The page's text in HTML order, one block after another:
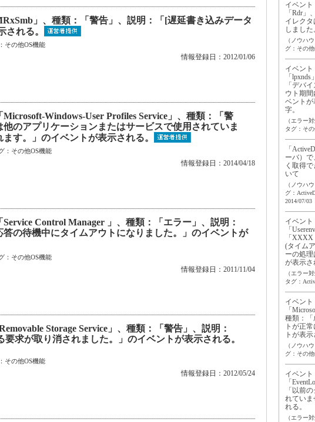
」、種類：「警告」、説明：「[遅延書き込みデータ
れる。
その他OS機能
情報登録日：2012/01/06
Windows-User Profiles Service」、種類：「警
のアプリケーションまたはサービスで使用されていま
す。」のイベントが表示される。
： その他OS機能
情報登録日：2014/04/18
Control Manager 」、種類：「エラー」、説明：
の待機中にタイムアウトになりました。」のイベントが
： その他OS機能
情報登録日：2011/11/04
Storage Service」、種類：「警告」、説明：
要求が取り消されました。」のイベントが表示される。
その他OS機能
情報登録日：2012/05/24
イベント
「Rdr
イレク
しました
（ノウハ
グ： その
イベント
「
「デバ
ウト期
ベント
字。
（エラー
タグ： そ
「
ーバ）
く取得
いて
（ノウハ
グ：
2014/07/03
イベント
「
「
(タイム
ーの処
が表示さ
（エラー
タグ：
イベント
「
種類：「
トが正
トが表示
（ノウハ
グ： その
イベント
「
「以前
れていま
れる。
（エラー